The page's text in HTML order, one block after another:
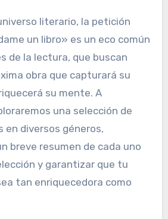
literario, la petición
un libro» es un eco común
de la lectura, que buscan
obra que capturará su
su mente. A
una selección de
en diversos géneros,
breve resumen de cada uno
y garantizar que tu
tan enriquecedora como